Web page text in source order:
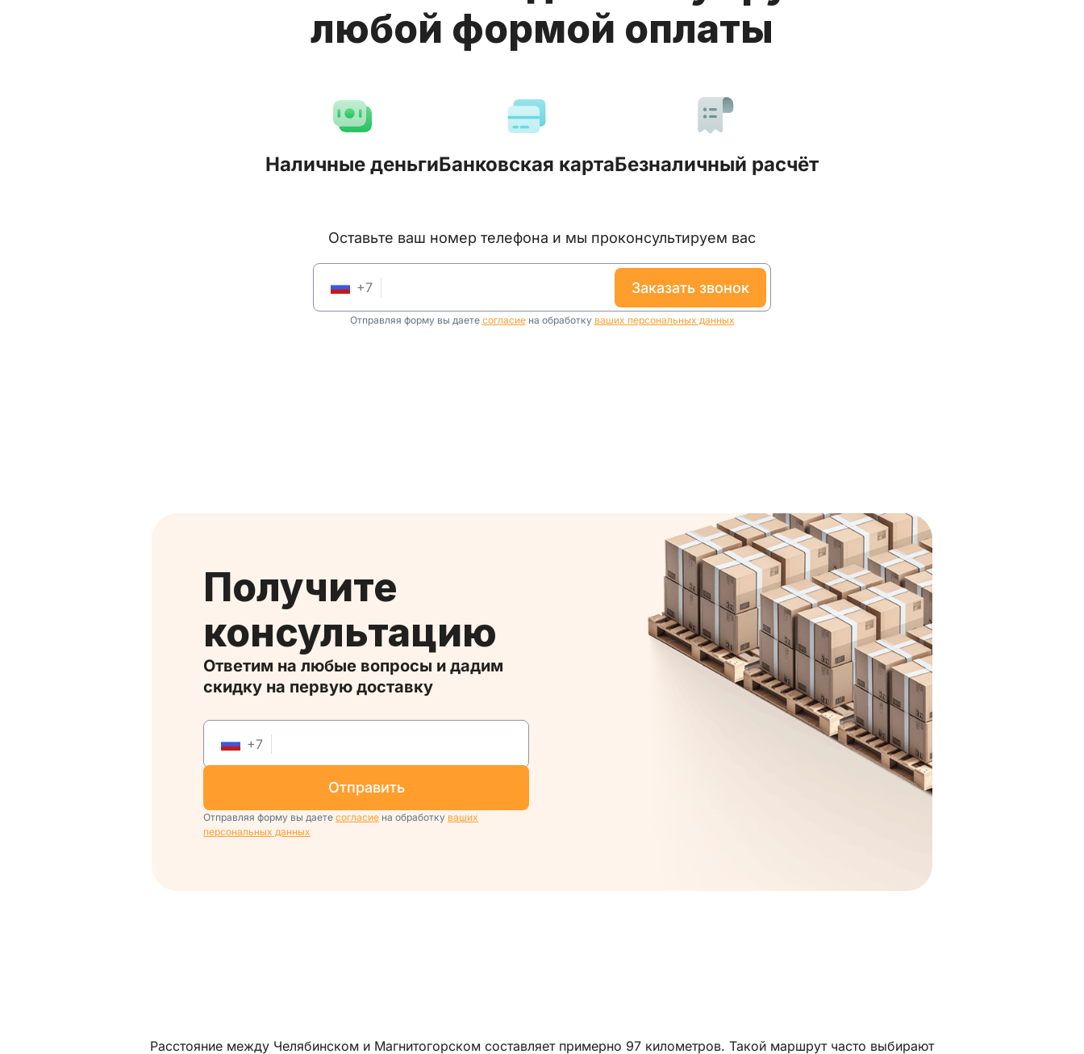
любой формой оплаты
Наличные деньгиБанковская картаБезналичный расчёт
Оставьте ваш номер телефона и мы проконсультируем вас
+7 заказать звонок
Отправляя форму вы даете согласиена обработку ваших персональных данных
Получите
консультацию
Ответим на любые вопросы и дадим
скидку на первую доставку
+7
отправить
Отправляя форму вы даете согласие на обработку ваших
персональных данных
Расстояние между Челябинском и Магнитогорском составляет примерно 97 километров. Такой маршрут часто выбирают